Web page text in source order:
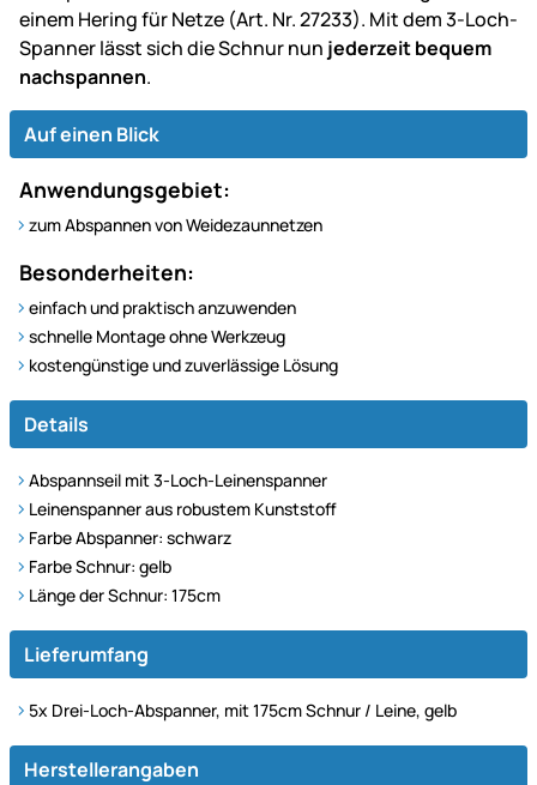
einem Hering für Netze (Art. Nr. 27233). Mit dem 3-Loch-
Spanner lässt sich die Schnur nun jederzeit bequem
nachspannen.
Auf einen Blick
Anwendungsgebiet:
zum Abspannen von Weidezaunnetzen
Besonderheiten:
einfach und praktisch anzuwenden
schnelle Montage ohne Werkzeug
kostengünstige und zuverlässige Lösung
Details
Abspannseil mit 3-Loch-Leinenspanner
Leinenspanner aus robustem Kunststoff
Farbe Abspanner: schwarz
Farbe Schnur: gelb
Länge der Schnur: 175cm
Lieferumfang
5x Drei-Loch-Abspanner, mit 175cm Schnur / Leine, gelb
Herstellerangaben